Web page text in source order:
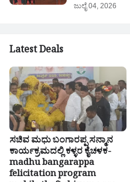
ಜುಲೈ 04, 2026
Latest Deals
ಸಚಿವ ಮಧು ಬಂಗಾರಪ್ಪ ಸನ್ಮಾನ
ಕಾರ್ಯಕ್ರಮದಲ್ಲಿ ಕಳ್ಳರ ಕೈಚಳಕ-
madhu bangarappa
felicitation program